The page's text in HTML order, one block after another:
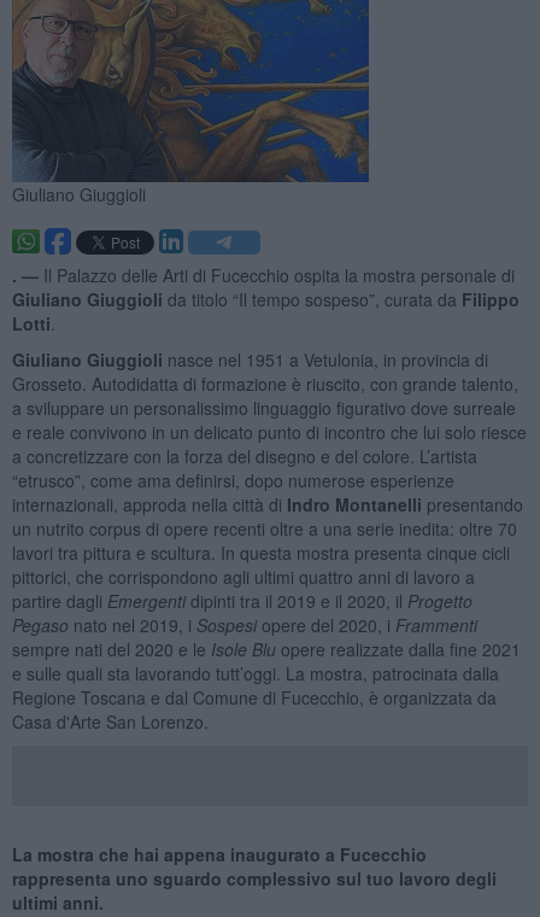
Giuliano Giuggioli
. — Il Palazzo delle Arti di Fucecchio ospita la mostra personale di
Giuliano Giuggioli da titolo “Il tempo sospeso”, curata da Filippo
Lotti
Giuliano Giuggioli nasce nel 1951 a Vetulonia, in provincia di
Grosseto. Autodidatta di formazione è riuscito, con grande talento,
a sviluppare un personalissimo linguaggio figurativo dove surreale
e reale convivono in un delicato punto di incontro che lui solo riesce
a concretizzare con la forza del disegno e del colore. L’artista
“etrusco”, come ama definirsi, dopo numerose esperienze
internazionali, approda nella città di Indro Montanelli presentando
un nutrito corpus di opere recenti oltre a una serie inedita: oltre 70
lavori tra pittura e scultura. In questa mostra presenta cinque cicli
pittorici, che corrispondono agli ultimi quattro anni di lavoro a
partire dagli Emergentidipinti tra il 2019 e il 2020, il Progetto
Pegaso nato nel 2019, i Sospesi opere del 2020, i Frammenti
sempre nati del 2020 e le Isole Bluopere realizzate dalla fine 2021
e sulle quali sta lavorando tutt’oggi. La mostra, patrocinata dalla
Regione Toscana e dal Comune di Fucecchio, è organizzata da
Casa d'Arte San Lorenzo.
La mostra che hai appena inaugurato a Fucecchio
rappresenta uno sguardo complessivo sul tuo lavoro degli
ultimi anni.